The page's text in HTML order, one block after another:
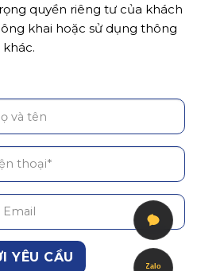
quyền riêng tư của khách
khai hoặc sử dụng thông
YÊU CẦU
Zalo